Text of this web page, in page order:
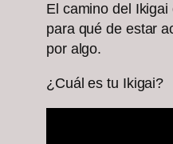
El camino del
para qué de estar
por algo.
¿Cuál es tu Ikigai?